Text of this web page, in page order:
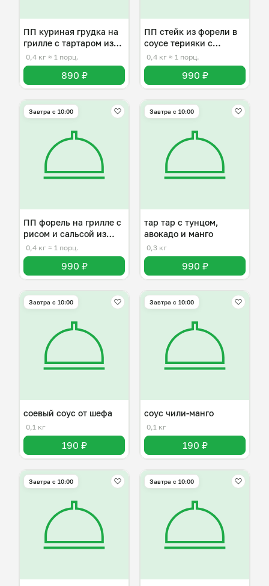
ПП куриная грудка на
грилле с тартаром из
манго
0,4 кг ≈ 1 порц.
890 ₽
ПП стейк из форели в
соусе терияки с
овощами
0,4 кг ≈ 1 порц.
990 ₽
Завтра c 10:00
ПП форель на грилле с
рисом и сальсой из
манго
0,4 кг ≈ 1 порц.
990 ₽
Завтра c 10:00
тар тар с тунцом,
авокадо и манго
0,3 кг
990 ₽
Завтра c 10:00
соевый соус от шефа
0,1 кг
190 ₽
Завтра c 10:00
соус чили-манго
0,1 кг
190 ₽
Завтра c 10:00 Завтра c 10:00